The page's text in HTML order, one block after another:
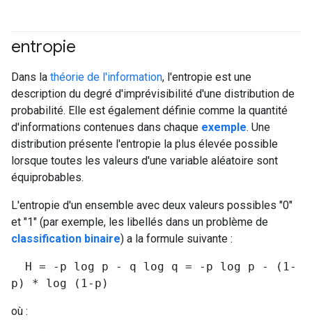
entropie
Dans la théorie de l'information, l'entropie est une
description du degré d'imprévisibilité d'une distribution de
probabilité. Elle est également définie comme la quantité
d'informations contenues dans chaque exemple. Une
distribution présente l'entropie la plus élevée possible
lorsque toutes les valeurs d'une variable aléatoire sont
équiprobables.
L'entropie d'un ensemble avec deux valeurs possibles "0"
et "1" (par exemple, les libellés dans un problème de
classification binaire) a la formule suivante :
H = -p log p - q log q = -p log p - (1-
p) * log (1-p)
où :